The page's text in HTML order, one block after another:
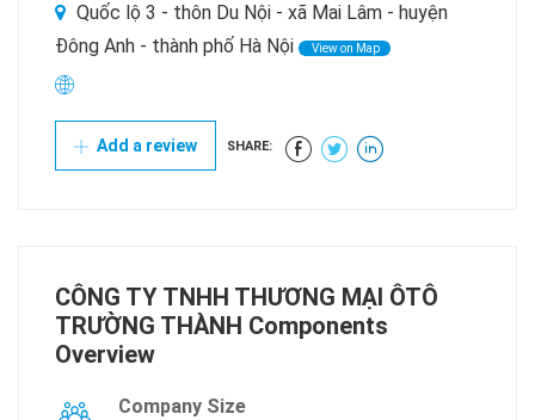
Quốc lộ 3 - thôn Du Nội - xã Mai Lâm - huyện
Đông Anh - thành phố Hà Nội
View on Map
Add a review SHARE:
CÔNG TY TNHH THƯƠNG MẠI ÔTÔ
TRƯỜNG THÀNH Components
Overview
Company Size